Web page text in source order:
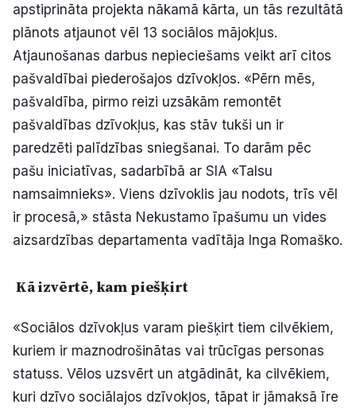
apstiprināta projekta nākamā kārta, un tās rezultātā
plānots atjaunot vēl 13 sociālos mājokļus.
Atjaunošanas darbus nepieciešams veikt arī citos
pašvaldībai piederošajos dzīvokļos. «Pērn mēs,
pašvaldība, pirmo reizi uzsākām remontēt
pašvaldības dzīvokļus, kas stāv tukši un ir
paredzēti palīdzības sniegšanai. To darām pēc
pašu iniciatīvas, sadarbībā ar SIA «Talsu
namsaimnieks». Viens dzīvoklis jau nodots, trīs vēl
ir procesā,» stāsta Nekustamo īpašumu un vides
aizsardzības departamenta vadītāja Inga Romaško.
Kā izvērtē, kam piešķirt
«Sociālos dzīvokļus varam piešķirt tiem cilvēkiem,
kuriem ir maznodrošinātas vai trūcīgas personas
statuss. Vēlos uzsvērt un atgādināt, ka cilvēkiem,
kuri dzīvo sociālajos dzīvokļos, tāpat ir jāmaksā īre